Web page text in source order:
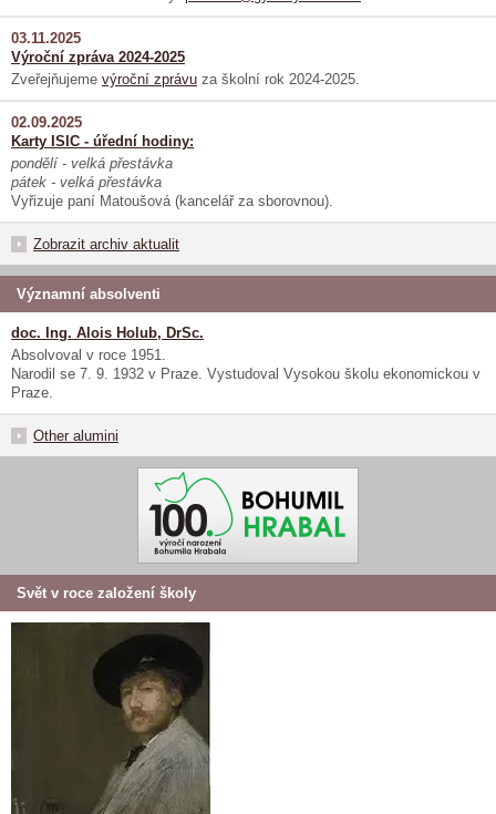
03.11.2025
Výroční zpráva 2024-2025
Zveřejňujeme výroční zprávu za školní rok 2024-2025.
02.09.2025
Karty ISIC - úřední hodiny:
pondělí - velká přestávka
pátek - velká přestávka
Vyřizuje paní Matoušová (kancelář za sborovnou).
Zobrazit archiv aktualit
Významní absolventi
doc. Ing. Alois Holub, DrSc.
Absolvoval v roce 1951.
Narodil se 7. 9. 1932 v Praze. Vystudoval Vysokou školu ekonomickou v
Praze.
Other alumini
Svět v roce založení školy